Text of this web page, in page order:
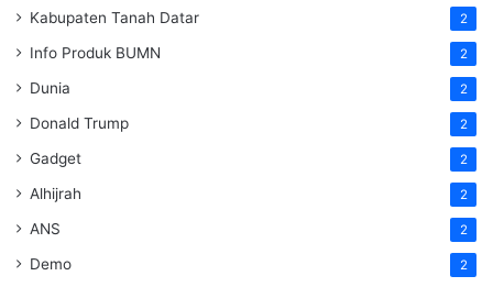
Kabupaten Tanah Datar 2
Info Produk BUMN 2
Dunia 2
Donald Trump 2
Gadget 2
Alhijrah 2
ANS 2
Demo 2